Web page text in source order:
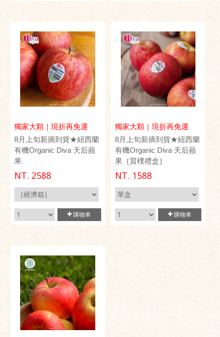
獨家大顆｜現折再免運
8月上旬新摘到貨★紐西蘭
有機Organic Diva 天后蘋
果
NT. 2588
購物車
獨家大顆｜現折再免運
8月上旬新摘到貨★紐西蘭
有機Organic Diva 天后蘋
果｛質樸禮盒｝
NT. 1588
購物車